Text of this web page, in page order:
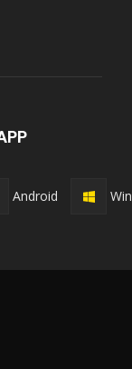
Android